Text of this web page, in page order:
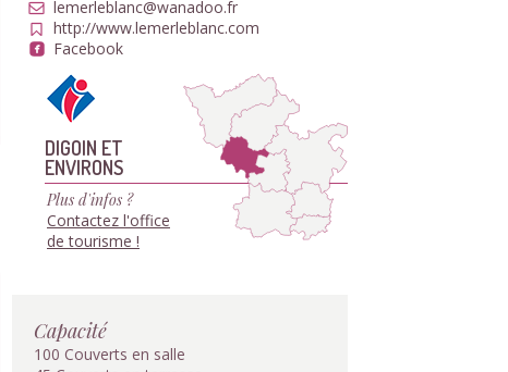
lemerleblanc@wanadoo.fr
http://www.lemerleblanc.com
Facebook
DIGOIN ET
ENVIRONS
Plus d'infos ?
Contactez l'office
de tourisme !
Capacité
100 Couverts en salle